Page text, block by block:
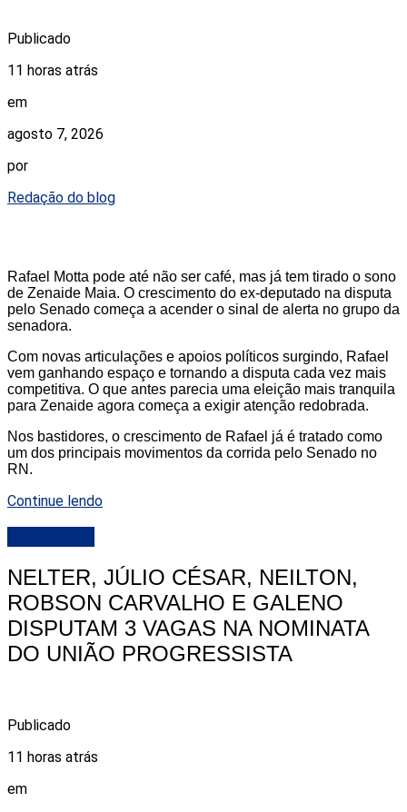
Publicado
11 horas atrás
em
agosto 7, 2026
por
Redação do blog
Rafael Motta pode até não ser café, mas já tem tirado o sono
de Zenaide Maia. O crescimento do ex-deputado na disputa
pelo Senado começa a acender o sinal de alerta no grupo da
senadora.
Com novas articulações e apoios políticos surgindo, Rafael
vem ganhando espaço e tornando a disputa cada vez mais
competitiva. O que antes parecia uma eleição mais tranquila
para Zenaide agora começa a exigir atenção redobrada.
Nos bastidores, o crescimento de Rafael já é tratado como
um dos principais movimentos da corrida pelo Senado no
RN.
Continue lendo
NELTER, JÚLIO CÉSAR, NEILTON,
ROBSON CARVALHO E GALENO
DISPUTAM 3 VAGAS NA NOMINATA
DO UNIÃO PROGRESSISTA
Publicado
11 horas atrás
em